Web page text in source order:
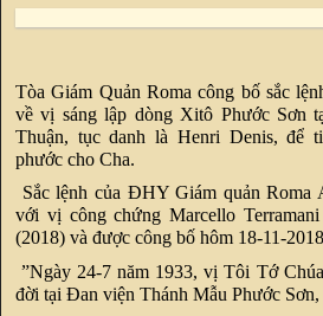
Tòa Giám Quản Roma công bố sắc
về vị sáng lập dòng Xitô Phước Sơn
Thuận, tục danh là Henri Denis, để
phước cho Cha.
Sắc lệnh của ĐHY Giám quản Roma
với vị công chứng Marcello
(2018) và được công bố hôm 18-11-
”Ngày 24-7 năm 1933, vị Tôi Tớ
đời tại Đan viện Thánh Mẫu Phước